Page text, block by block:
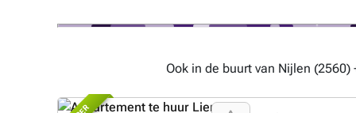
Ook in de buurt van Nijlen (2560)